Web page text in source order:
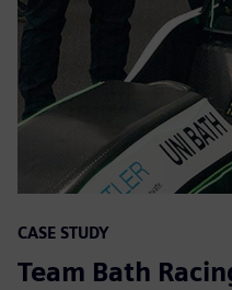
CASE STUDY
Team Bath